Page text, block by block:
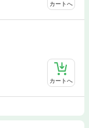
カートへ
カートへ